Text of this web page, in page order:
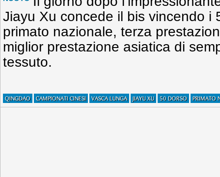
Jiayu Xu concede il bis vincendo i
primato nazionale, terza
miglior prestazione asiatica di
tessuto.
QINGDAO CAMPIONATI CINESI VASCA LUNGA JIAYU XU 50 DORSO PRIMATO